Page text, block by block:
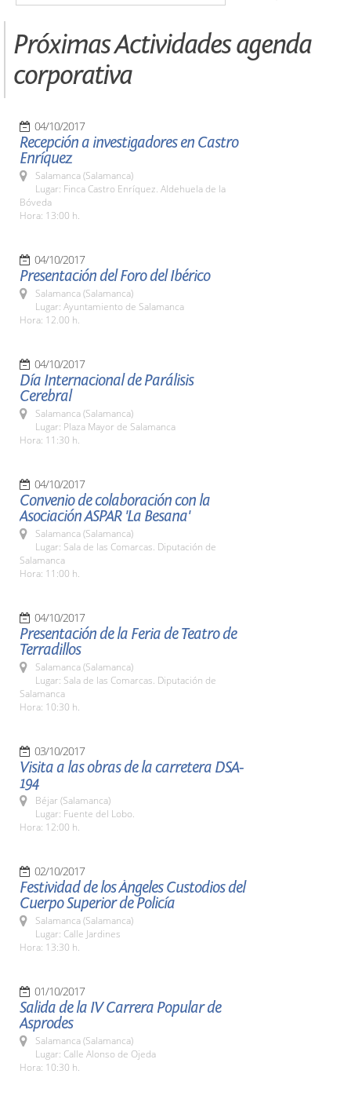
Próximas Actividades agenda
corporativa
04/10/2017
Recepción a investigadores en Castro
Enríquez
Salamanca (Salamanca)
Lugar: Finca Castro Enríquez. Aldehuela de la
Bóveda
Hora: 13:00 h.
04/10/2017
Presentación del Foro del Ibérico
Salamanca (Salamanca)
Lugar: Ayuntamiento de Salamanca
Hora: 12.00 h.
04/10/2017
Día Internacional de Parálisis
Cerebral
Salamanca (Salamanca)
Lugar: Plaza Mayor de Salamanca
Hora: 11:30 h.
04/10/2017
Convenio de colaboración con la
Asociación ASPAR 'La Besana'
Salamanca (Salamanca)
Lugar: Sala de las Comarcas. Diputación de
Salamanca
Hora: 11:00 h.
04/10/2017
Presentación de la Feria de Teatro de
Terradillos
Salamanca (Salamanca)
Lugar: Sala de las Comarcas. Diputación de
Salamanca
Hora: 10:30 h.
03/10/2017
Visita a las obras de la carretera DSA-
194
Béjar (Salamanca)
Lugar: Fuente del Lobo.
Hora: 12:00 h.
02/10/2017
Festividad de los Ángeles Custodios del
Cuerpo Superior de Policía
Salamanca (Salamanca)
Lugar: Calle Jardines
Hora: 13:30 h.
01/10/2017
Salida de la IV Carrera Popular de
Asprodes
Salamanca (Salamanca)
Lugar: Calle Alonso de Ojeda
Hora: 10:30 h.